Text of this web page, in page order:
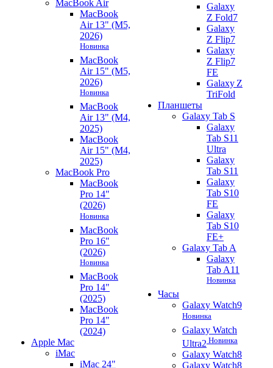
MacBook Air
MacBook
Air 13" (M5,
2026)
Новинка
MacBook
Air 15" (M5,
2026)
Новинка
MacBook
Air 13" (M4,
2025)
MacBook
Air 15" (M4,
2025)
MacBook Pro
MacBook
Pro 14"
(2026)
Новинка
MacBook
Pro 16"
(2026)
Новинка
MacBook
Pro 14"
(2025)
MacBook
Pro 14"
(2024)
Apple Mac
iMac
iMac 24"
Galaxy
Z Fold7
Galaxy
Z Flip7
Galaxy
Z Flip7
FE
Galaxy Z
TriFold
Планшеты
Galaxy Tab S
Galaxy
Tab S11
Ultra
Galaxy
Tab S11
Galaxy
Tab S10
FE
Galaxy
Tab S10
FE+
Galaxy Tab A
Galaxy
Tab A11
Новинка
Часы
Galaxy Watch9
Новинка
Galaxy Watch
Ultra2 Новинка
Galaxy Watch8
Galaxy Watch8